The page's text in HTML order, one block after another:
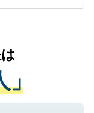
ご本人の許可
ての厳密な
に付与され
済みです。
SSL（デー
状況や紹介
ドバイスを
転職をされ
が可能です
。